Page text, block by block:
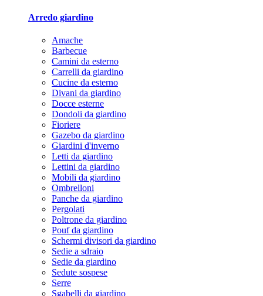
Arredo giardino
Amache
Barbecue
Camini da esterno
Carrelli da giardino
Cucine da esterno
Divani da giardino
Docce esterne
Dondoli da giardino
Fioriere
Gazebo da giardino
Giardini d'inverno
Letti da giardino
Lettini da giardino
Mobili da giardino
Ombrelloni
Panche da giardino
Pergolati
Poltrone da giardino
Pouf da giardino
Schermi divisori da giardino
Sedie a sdraio
Sedie da giardino
Sedute sospese
Serre
Sgabelli da giardino